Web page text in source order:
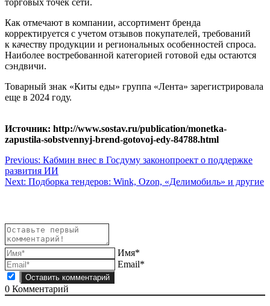
Как отмечают в компании, ассортимент бренда
корректируется с учетом отзывов покупателей, требований
к качеству продукции и региональных особенностей спроса.
Наиболее востребованной категорией готовой еды остаются
сэндвичи.
Товарный знак «Киты еды» группа «Лента» зарегистрировала
еще в 2024 году.
Источник: http://www.sostav.ru/publication/monetka-
zapustila-sobstvennyj-brend-gotovoj-edy-84788.html
Навигация
по
Previous: Кабмин внес в Госдуму законопроект о поддержке
развития ИИ
Next: Подборка тендеров: Wink, Ozon, «Делимобиль» и другие
Имя*
Email*
0 Комментарий